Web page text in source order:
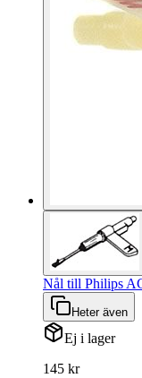
Nål till Philips
Heter även
Ej i lager
145 kr